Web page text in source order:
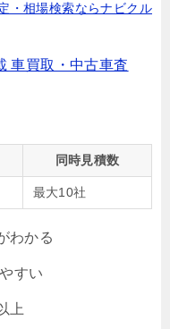
・相場検索ならナビクル
車買取・中古車査
同時見積数
最大10社
わかる
すい
上